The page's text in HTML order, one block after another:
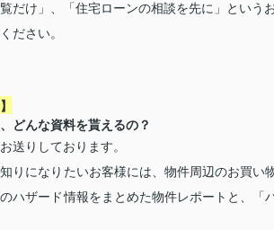
だけ」、「住宅ローンの相談を先に」という
ださい。
どんな資料を貰えるの？
送りしております。
りになりたいお客様には、物件周辺のお買
ハザード情報をまとめた物件レポートと、